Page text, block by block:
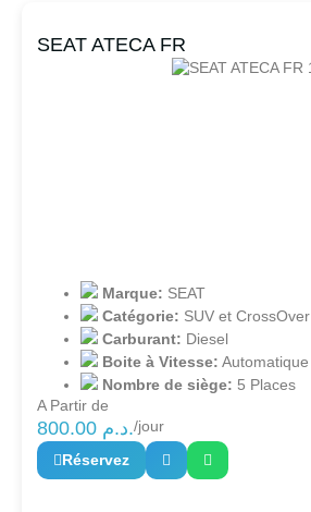
SEAT ATECA FR
Marque: SEAT
Catégorie: SUV et CrossOver
Carburant: Diesel
Boite à Vitesse: Automatique
Nombre de siège: 5 Places
A Partir de
800.00 د.م./jour
Réservez